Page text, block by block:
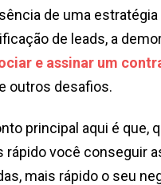
de uma estratégia
de leads, a
e assinar um
outros desafios.
principal aqui é que,
rápido você conseguir
mais rápido o seu